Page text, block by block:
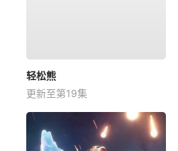
轻松熊
更新至第19集